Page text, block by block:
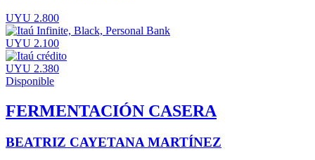
UYU 2.800
UYU 2.100
UYU 2.380
Disponible
FERMENTACIÓN CASERA
BEATRIZ CAYETANA MARTÍNEZ